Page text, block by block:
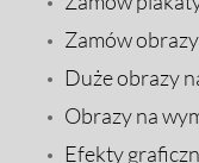
Zamów
Duże obrazy
Obrazy na
Efekty